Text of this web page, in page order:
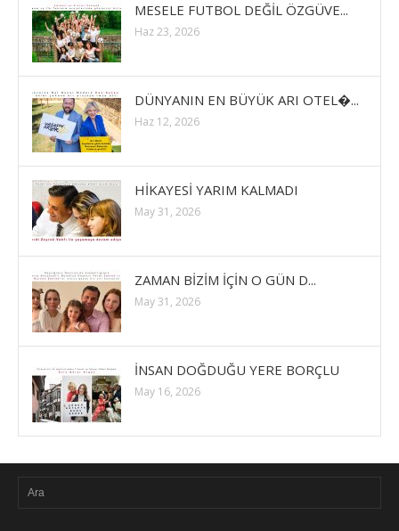
MESELE FUTBOL DEĞİL ÖZGÜVE...
Haz 23, 2026
DÜNYANIN EN BÜYÜK ARI OTEL�...
Haz 12, 2026
HİKAYESİ YARIM KALMADI
May 31, 2026
ZAMAN BİZİM İÇİN O GÜN D...
May 31, 2026
İNSAN DOĞDUĞU YERE BORÇLU
May 16, 2026